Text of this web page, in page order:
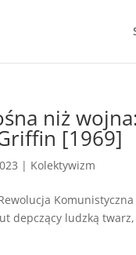
niż
[1969]
| Kolektywizm
depczący ludzką